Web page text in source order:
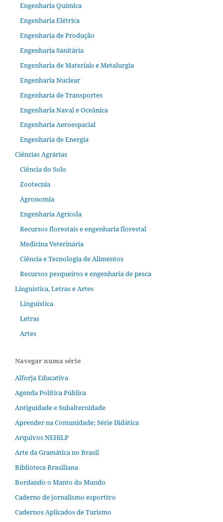
Engenharia Química
Engenharia Elétrica
Engenharia de Produção
Engenharia Sanitária
Engenharia de Materiais e Metalurgia
Engenharia Nuclear
Engenharia de Transportes
Engenharia Naval e Oceânica
Engenharia Aeroespacial
Engenharia de Energia
Ciências Agrárias
Ciência do Solo
Zootecnia
Agronomia
Engenharia Agrícola
Recursos florestais e engenharia florestal
Medicina Veterinária
Ciência e Tecnologia de Alimentos
Recursos pesqueiros e engenharia de pesca
Linguística, Letras e Artes
Linguística
Letras
Artes
Navegar numa série
Alforja Educativa
Agenda Política Pública
Antiguidade e Subalternidade
Aprender na Comunidade; Série Didática
Arquivos NEHiLP
Arte da Gramática no Brasil
Biblioteca Brasiliana
Bordando o Manto do Mundo
Caderno de jornalismo esportivo
Cadernos Aplicados de Turismo